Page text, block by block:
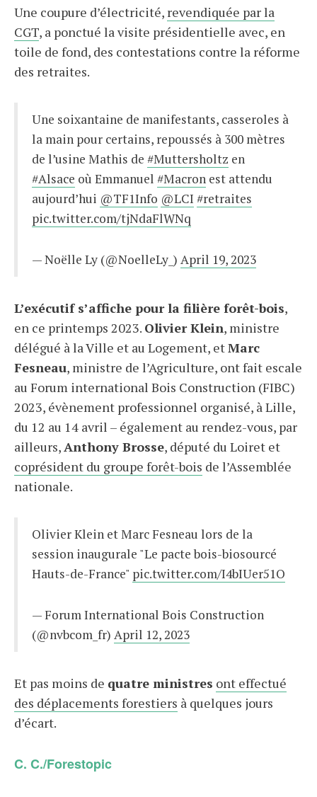
Une coupure d’électricité, revendiquée par la
CGT, a ponctué la visite présidentielle avec, en
toile de fond, des contestations contre la réforme
des retraites.
Une soixantaine de manifestants, casseroles à
la main pour certains, repoussés à 300 mètres
de l’usine Mathis de #Muttersholtz en
#Alsace où Emmanuel #Macron est attendu
aujourd’hui @TF1Info @LCI #retraites
pic.twitter.com/tjNdaFlWNq
— Noëlle Ly (@NoelleLy_) April 19, 2023
L’exécutif s’affiche pour la filière forêt-bois,
en ce printemps 2023. Olivier Klein, ministre
délégué à la Ville et au Logement, etMarc
Fesneau, ministre de l’Agriculture, ont fait escale
au Forum international Bois Construction (FIBC)
2023, évènement professionnel organisé, à Lille,
du 12 au 14 avril – également au rendez-vous, par
ailleurs, Anthony Brosse, député du Loiret et
coprésident du groupe forêt-bois de l’Assemblée
nationale.
Olivier Klein et Marc Fesneau lors de la
session inaugurale "Le pacte bois-biosourcé
Hauts-de-France" pic.twitter.com/I4bIUer51O
— Forum International Bois Construction
(@nvbcom_fr) April 12, 2023
Et pas moins de quatre ministres ont effectué
des déplacements forestiers à quelques jours
d’écart.
C. C./Forestopic